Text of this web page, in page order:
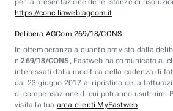
per la presentazione delle istanze di
https://conciliaweb.agcom.it
Delibera AGCom 269/18/CONS
In ottemperanza a quanto previsto dalla
n.269/18/CONS , Fastweb ha comunicato ai
interessati dalla modifica della cadenza di
dal 23 giugno 2017 al ripristino della
di compensazione di cui potranno usufruire.
visita la tua area clienti MyFastweb